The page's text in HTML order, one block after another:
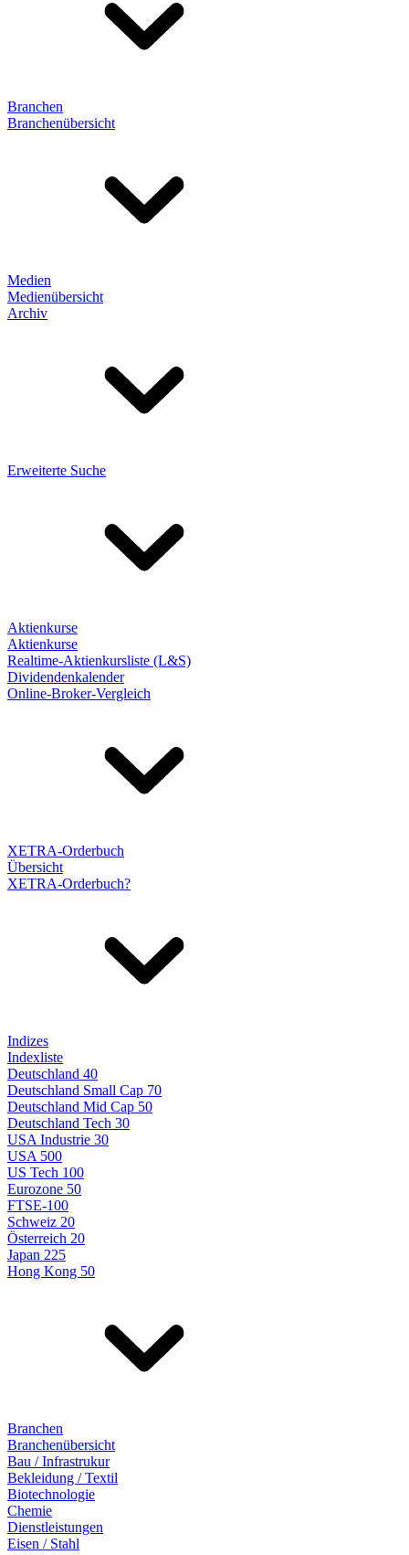
Branchen
Branchenübersicht
Medien
Medienübersicht
Archiv
Erweiterte Suche
Aktienkurse
Aktienkurse
Realtime-Aktienkursliste (L&S)
Dividendenkalender
Online-Broker-Vergleich
XETRA-Orderbuch
Übersicht
XETRA-Orderbuch?
Indizes
Indexliste
Deutschland 40
Deutschland Small Cap 70
Deutschland Mid Cap 50
Deutschland Tech 30
USA Industrie 30
USA 500
US Tech 100
Eurozone 50
FTSE-100
Schweiz 20
Österreich 20
Japan 225
Hong Kong 50
Branchen
Branchenübersicht
Bau / Infrastrukur
Bekleidung / Textil
Biotechnologie
Chemie
Dienstleistungen
Eisen / Stahl